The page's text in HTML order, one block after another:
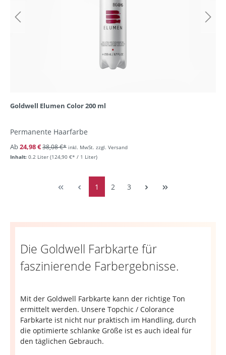
Goldwell Elumen Color 200 ml
Permanente Haarfarbe
Inhalt: 0.2 Liter (124,90 €* / 1 Liter)
Ab24,98 €38,08 €* inkl. MwSt. zzgl. Versand
1 2 3
Die Goldwell Farbkarte für
faszinierende Farbergebnisse.
Mit der Goldwell Farbkarte kann der richtige Ton
ermittelt werden. Unsere Topchic / Colorance
Farbkarte ist nicht nur praktisch im Handling, durch
die optimierte schlanke Größe ist es auch ideal für
den täglichen Gebrauch.